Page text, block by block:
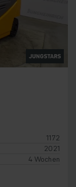
1172
2021
4 Wochen